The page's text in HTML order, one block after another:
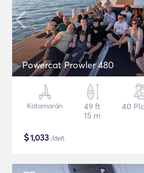
Powercat Prowler 480
Katamarán
49 ft
15 m
40
$1,033 /deň